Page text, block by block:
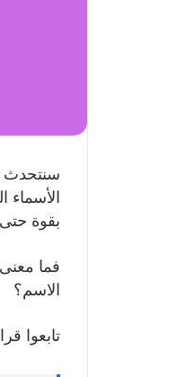
سنتحدث
الأسماء
بقوة
فما
الاسم؟
تابعوا